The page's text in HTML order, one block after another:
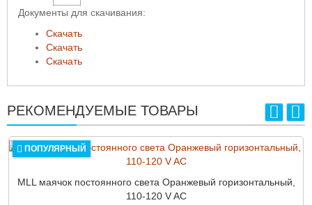
Документы для скачивания:
Скачать
Скачать
Скачать
РЕКОМЕНДУЕМЫЕ ТОВАРЫ
ПОПУЛЯРНЫЙ
MLL маячок постоянного света Оранжевый горизонтальный,
110-120 V AC